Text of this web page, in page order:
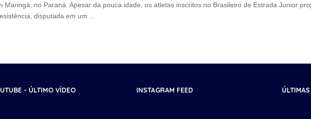
no Paraná. Apesar da pouca idade, os atletas inscritos no Brasileiro de Estrada Junior
disputada em um
- ÚLTIMO VÍDEO INSTAGRAM FEED